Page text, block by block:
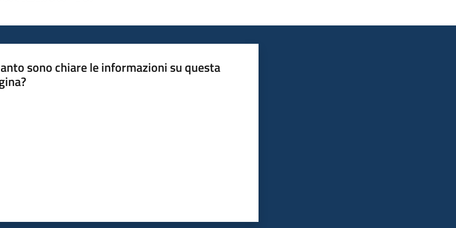
sono chiare le informazioni su questa